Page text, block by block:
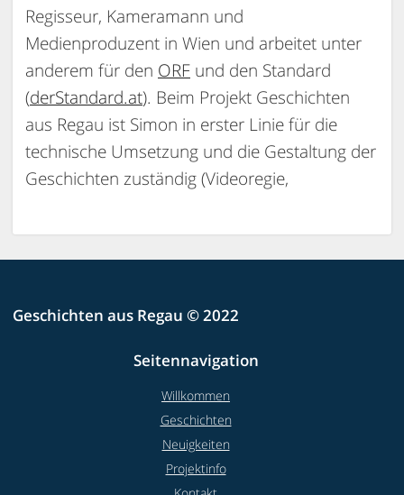
Regisseur, Kameramann und
Medienproduzent in Wien und arbeitet unter
anderem für den ORF und den Standard
(derStandard.at). Beim Projekt Geschichten
aus Regau ist Simon in erster Linie für die
technische Umsetzung und die Gestaltung der
Geschichten zuständig (Videoregie,
Geschichten aus Regau © 2022
Seitennavigation
Willkommen
Geschichten
Neuigkeiten
Projektinfo